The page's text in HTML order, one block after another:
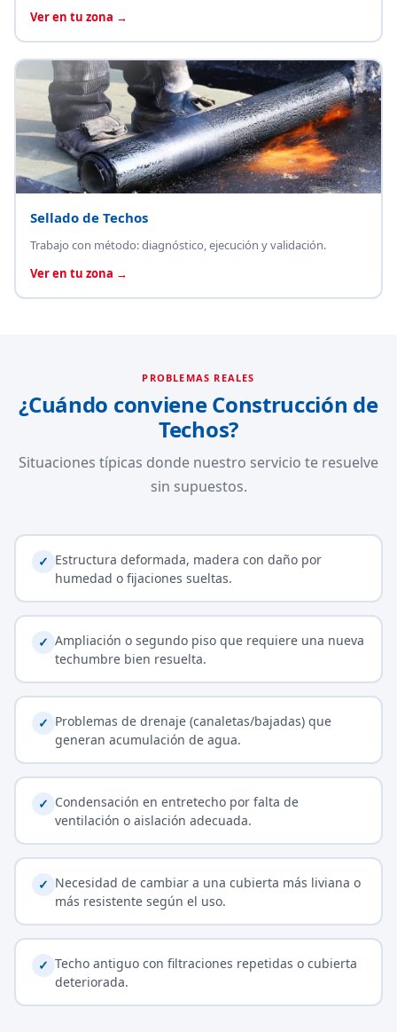
Ver en tu zona →
Sellado de Techos
Trabajo con método: diagnóstico, ejecución y validación.
Ver en tu zona →
PROBLEMAS REALES
¿Cuándo conviene Construcción de
Techos?
Situaciones típicas donde nuestro servicio te resuelve
sin supuestos.
✓ Estructura deformada, madera con daño por
humedad o fijaciones sueltas.
✓ Ampliación o segundo piso que requiere una nueva
techumbre bien resuelta.
✓ Problemas de drenaje (canaletas/bajadas) que
generan acumulación de agua.
✓ Condensación en entretecho por falta de
ventilación o aislación adecuada.
✓ Necesidad de cambiar a una cubierta más liviana o
más resistente según el uso.
✓ Techo antiguo con filtraciones repetidas o cubierta
deteriorada.